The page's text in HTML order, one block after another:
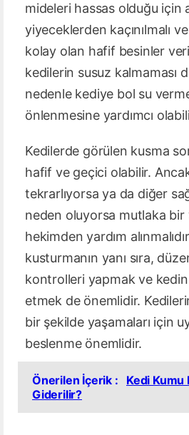
mideleri hassas olduğu için
yiyeceklerden kaçınılmalı
kolay olan hafif besinler
kedilerin susuz kalmaması
nedenle kediye bol su
önlenmesine yardımcı
Kedilerde görülen kusma
hafif ve geçici olabilir.
tekrarlıyorsa ya da diğer
neden oluyorsa mutlaka
hekimden yardım
kusturmanın yanı sıra,
kontrolleri yapmak ve
etmek de önemlidir.
bir şekilde yaşamaları için
beslenme önemlidir.
Önerilen İçerik :
Kedi Kumu
Giderilir?